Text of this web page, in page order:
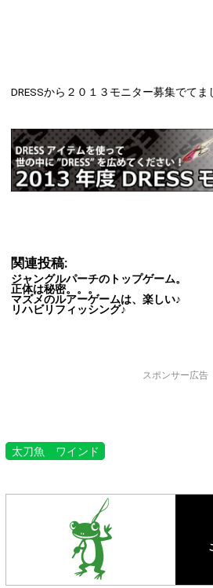
DRESSから２０１３モニター募集でてま
関連投稿:
ジャングルパーチのトップゲーム。
正体は秘密。。。
マズメのルアーゲームは、楽しい♪
リハビリフィッシング♪
スポンサー広告
太刀魚 ワインド